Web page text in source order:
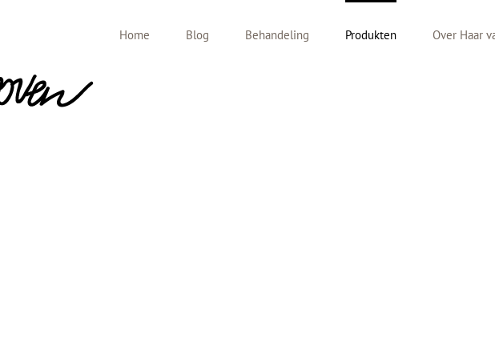
Home Blog Behandeling Produkten Over Haar